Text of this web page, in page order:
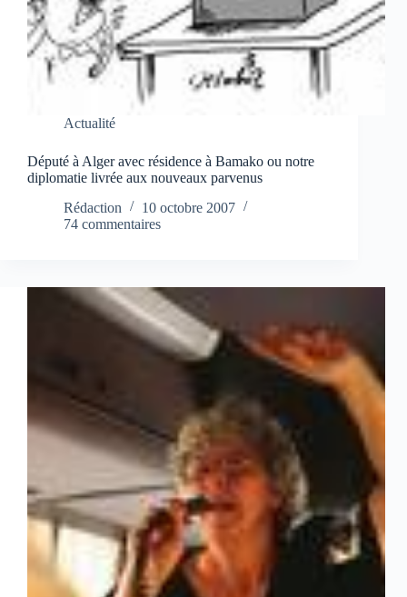
Actualité
Député à Alger avec résidence à Bamako ou notre
diplomatie livrée aux nouveaux parvenus
Rédaction
10 octobre 2007
74 commentaires